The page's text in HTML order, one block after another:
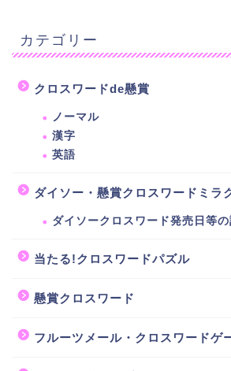
カテゴリー
クロスワードde懸賞
ノーマル
漢字
英語
ダイソー・懸賞クロスワードミラ
ダイソークロスワード発売日等の
当たる!クロスワードパズル
懸賞クロスワード
フルーツメール・クロスワードゲ